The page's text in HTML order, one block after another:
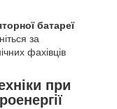
батареї
за
фахівців
при